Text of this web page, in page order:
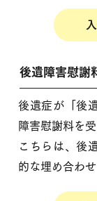
後遺障害慰謝
後遺症が「後
障害慰謝料を
こちらは、後
的な埋め合わせ